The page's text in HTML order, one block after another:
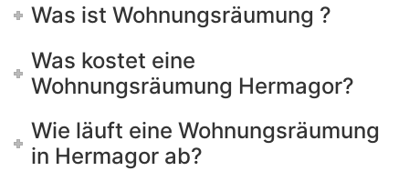
Was ist Wohnungsräumung ?
Was kostet eine
Wohnungsräumung Hermagor?
Wie läuft eine Wohnungsräumung
in Hermagor ab?